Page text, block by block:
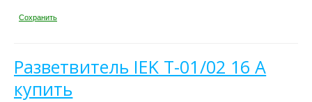
Сохранить
Разветвитель IEK Т-01/02 16 А
купить